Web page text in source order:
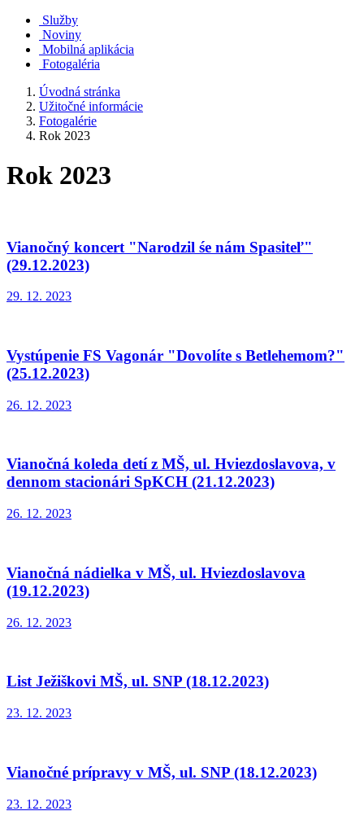
Služby
Noviny
Mobilná aplikácia
Fotogaléria
Úvodná stránka
Užitočné informácie
Fotogalérie
Rok 2023
Rok 2023
Vianočný koncert "Narodzil śe nám Spasiteľ"
(29.12.2023)
29. 12. 2023
Vystúpenie FS Vagonár "Dovolíte s Betlehemom?"
(25.12.2023)
26. 12. 2023
Vianočná koleda detí z MŠ, ul. Hviezdoslavova, v
dennom stacionári SpKCH (21.12.2023)
26. 12. 2023
Vianočná nádielka v MŠ, ul. Hviezdoslavova
(19.12.2023)
26. 12. 2023
List Ježiškovi MŠ, ul. SNP (18.12.2023)
23. 12. 2023
Vianočné prípravy v MŠ, ul. SNP (18.12.2023)
23. 12. 2023